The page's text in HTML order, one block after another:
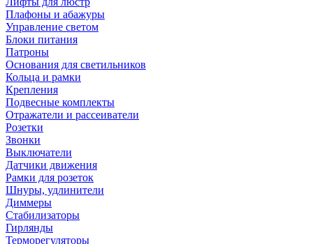
Плафоны и абажуры
Управление светом
Блоки питания
Патроны
Основания для светильников
Кольца и рамки
Крепления
Подвесные комплекты
Отражатели и рассеиватели
Розетки
Звонки
Выключатели
Датчики движения
Рамки для розеток
Шнуры, удлинители
Диммеры
Стабилизаторы
Гирлянды
Терморегуляторы